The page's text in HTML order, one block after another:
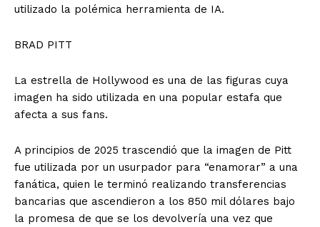
utilizado la polémica herramienta de IA.
BRAD PITT
La estrella de Hollywood es una de las figuras cuya
imagen ha sido utilizada en una popular estafa que
afecta a sus fans.
A principios de 2025 trascendió que la imagen de Pitt
fue utilizada por un usurpador para “enamorar” a una
fanática, quien le terminó realizando transferencias
bancarias que ascendieron a los 850 mil dólares bajo
la promesa de que se los devolvería una vez que